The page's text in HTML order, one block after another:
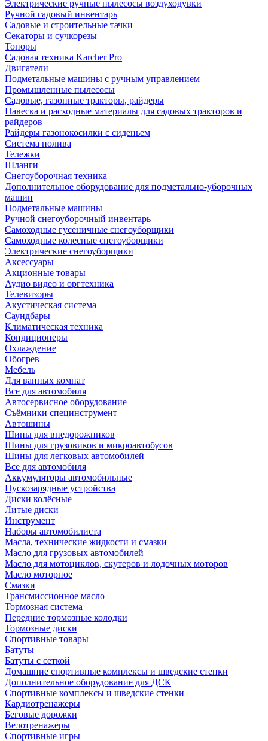
Электрические ручные пылесосы воздуходувки
Ручной садовый инвентарь
Садовые и строительные тачки
Секаторы и сучкорезы
Топоры
Садовая техника Karcher Pro
Двигатели
Подметальные машины с ручным управлением
Промышленные пылесосы
Садовые, газонные тракторы, райдеры
Навеска и расходные материалы для садовых тракторов и
райдеров
Райдеры газонокосилки с сиденьем
Система полива
Тележки
Шланги
Снегоуборочная техника
Дополнительное оборудование для подметально-уборочных
машин
Подметальные машины
Ручной снегоуборочный инвентарь
Самоходные гусеничные снегоуборщики
Самоходные колесные снегоуборщики
Электрические снегоуборщики
Аксессуары
Акционные товары
Аудио видео и оргтехника
Телевизоры
Акустическая система
Саундбары
Климатическая техника
Кондиционеры
Охлаждение
Обогрев
Мебель
Для ванных комнат
Все для автомобиля
Автосервисное оборудование
Съёмники специнструмент
Автошины
Шины для внедорожников
Шины для грузовиков и микроавтобусов
Шины для легковых автомобилей
Все для автомобиля
Аккумуляторы автомобильные
Пускозарядные устройства
Диски колёсные
Литые диски
Инструмент
Наборы автомобилиста
Масла, технические жидкости и смазки
Масло для грузовых автомобилей
Масло для мотоциклов, скутеров и лодочных моторов
Масло моторное
Смазки
Трансмиссионное масло
Тормозная система
Передние тормозные колодки
Тормозные диски
Спортивные товары
Батуты
Батуты с сеткой
Домашние спортивные комплексы и шведские стенки
Дополнительное оборудование для ДСК
Спортивные комплексы и шведские стенки
Кардиотренажеры
Беговые дорожки
Велотренажеры
Спортивные игры